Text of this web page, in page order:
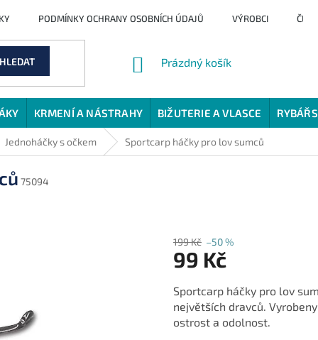
PODMÍNKY OCHRANY OSOBNÍCH ÚDAJŮ VÝROBCI
NÁKUPNÍ
Prázdný košík
KRMENÍ A NÁSTRAHY BIŽUTERIE A VLASCE
Jednoháčky s očkem Sportcarp háčky pro lov sumců
75094
199 Kč –50 %
99 Kč
cena:
Sportcarp háčky pro lov
největších dravců.
ostrost a odolnost.